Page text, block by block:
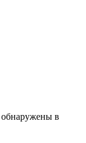
обнаружены в